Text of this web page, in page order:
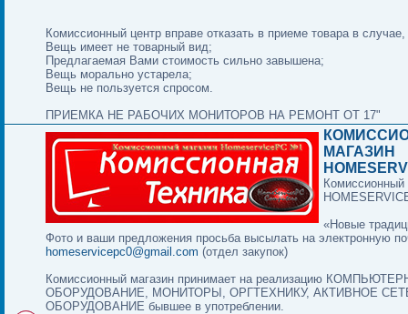
Комиссионный центр вправе отказать в приеме товара в
Вещь имеет не товарный вид;
Предлагаемая Вами стоимость сильно завышена;
Вещь морально устарела;
Вещь не пользуется спросом.
ПРИЕМКА НЕ РАБОЧИХ МОНИТОРОВ НА РЕМОНТ ОТ 17"
МАГАЗИН
Комиссионный
«Новые
Фото и ваши предложения просьба высылать на электронную
homeservicepc0@gmail.com (отдел закупок)
Комиссионный магазин принимает на реализацию
ОБОРУДОВАНИЕ, МОНИТОРЫ, ОРГТЕХНИКУ, АКТИВНОЕ
ОБОРУДОВАНИЕ бывшее в употреблении.